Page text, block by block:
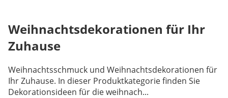
Weihnachtsdekorationen für Ihr
Zuhause
Weihnachtsschmuck und Weihnachtsdekorationen für
Ihr Zuhause. In dieser Produktkategorie finden Sie
Dekorationsideen für die weihnach...